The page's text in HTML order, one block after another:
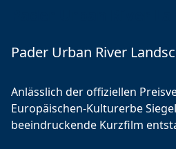
Pader Urban River
Anlässlich der offiziellen
Europäischen-Kulturerbe
beeindruckende Kurzfilm